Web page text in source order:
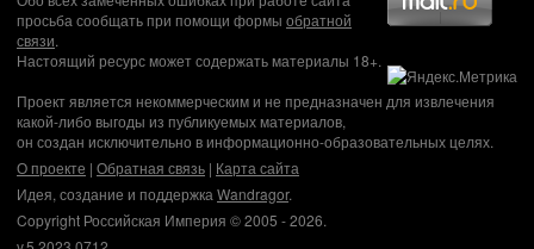
просьба сообщать при помощи формы обратной
связи.
Настоящий ресурс может содержать материалы 18+.
Проект является некоммерческим и не предназначен для извлечения
какой-либо выгоды из публикуемых материалов,
он создан исключительно в информационно-образовательных целях.
О проекте | Обратная связь | Карта сайта
Идея, создание и поддержка Wandragor.
Copyright Российская Империя © 2005 - 2026.